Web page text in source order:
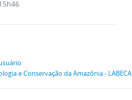
e Conservação da Amazônia - LABECA